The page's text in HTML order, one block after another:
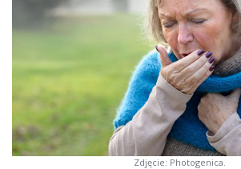
Zdjęcie: Photogenica.